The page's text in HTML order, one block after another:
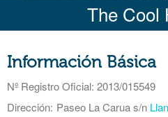
The Cool
Información Básica
Nº Registro Oficial: 2013/015549
Dirección: Paseo La Carua s/n